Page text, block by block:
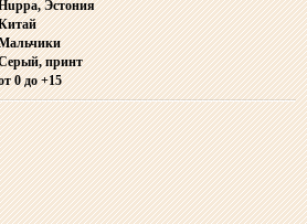
Эстония
принт
0 до +15